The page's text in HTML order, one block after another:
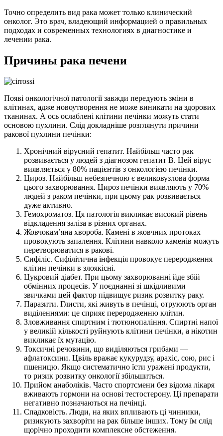
Точно определить вид рака может только клинический
онколог. Это врач, владеющий информацией о правильных
подходах и современных технологиях в диагностике и
лечении рака.
Причины рака печени
Появі онкологічної патології завжди передують зміни в
клітинах, адже новоутворення не може виникати на здорових
тканинах. А ось ослаблені клітини печінки можуть стати
основою пухлини. Слід докладніше розглянути причини
ракової пухлини печінки:
Хронічний вірусний гепатит. Найбільш часто рак
розвивається у людей з діагнозом гепатит В. Цей вірус
виявляється у 80% пацієнтів з онкологією печінки.
Цироз. Найбільш небезпечною є великовузлова форма
цього захворювання. Цироз печінки виявляють у 70%
людей з раком печінки, при цьому рак розвивається
дуже активно.
Гемохроматоз. Ця патологія викликає високий рівень
відкладення заліза в різних органах.
Жовчокам’яна хвороба. Камені в жовчних протоках
провокують запалення. Клітини навколо каменів можуть
перетворюватися в ракові.
Сифіліс. Сифілітична інфекція провокує переродження
клітин печінки в злоякісні.
Цукровий діабет. При цьому захворюванні йде збій
обмінних процесів. У поєднанні зі шкідливими
звичками цей фактор підвищує ризик розвитку раку.
Паразити. Глисти, які живуть в печінці, отруюють орган
виділеннями: це сприяє переродженню клітин.
Зловживання спиртним і тютюнопаління. Спиртні напої
у великій кількості руйнують клітини печінки, а нікотин
викликає їх мутацію.
Токсичні речовини, що виділяються грибами —
афлатоксини. Цвіль вражає кукурудзу, арахіс, сою, рис і
пшеницю. Якщо систематично їсти уражені продукти,
то ризик розвитку онкології збільшиться.
Прийом анаболіків. Часто спортсмени без відома лікаря
вживають гормони на основі тестостерону. Ці препарати
негативно позначаються на печінці.
Спадковість. Люди, на яких впливають ці чинники,
ризикують захворіти на рак більше інших. Тому їм слід
щорічно проходити комплексне обстеження.